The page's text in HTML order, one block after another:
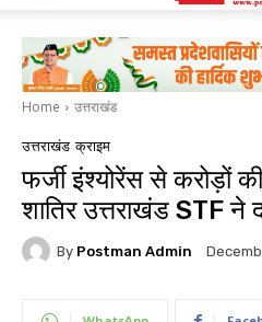
Home उत्तराखंड
उत्तराखंड क्राइम
फर्जी इंश्योरेंस से करोड़ों
शातिर उत्तराखंड STF ने
By Postman Admin